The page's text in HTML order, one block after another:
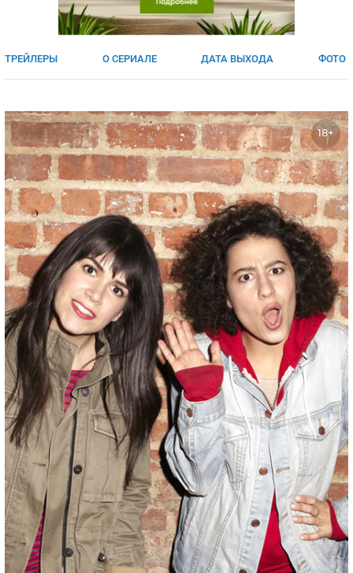
МЕЛОДРАМЫ
ИСПАНИЯ
ФРАНЦИЯ
СВЕТСКИЕ НОВОСТИ
ТРЕЙЛЕРЫ О СЕРИАЛЕ ДАТА ВЫХОДА ФОТО
18+